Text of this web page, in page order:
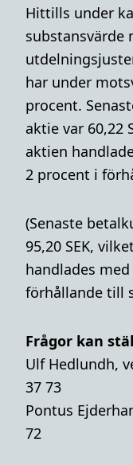
Hittills under
substansvärde
har under
procent.
aktie var 60,22
aktien
2 procent i
(Senaste
95,20 SEK,
handlades
förhållande till
Frågor kan
Ulf Hedlundh,
37 73
Pontus
72